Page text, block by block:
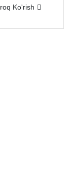
Ko'rish